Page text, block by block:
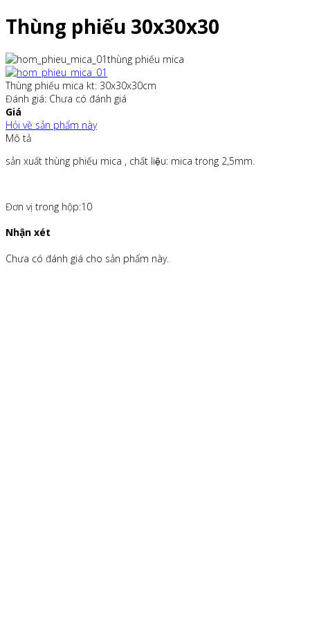
Thùng phiếu 30x30x30
thùng phiếu mica
Thùng phiếu mica kt: 30x30x30cm
Đánh giá: Chưa có đánh giá
Giá
Hỏi về sản phẩm này
Mô tả
sản xuất thùng phiếu mica , chất liệu: mica trong 2,5mm.
Đơn vị trong hộp:10
Nhận xét
Chưa có đánh giá cho sản phẩm này.